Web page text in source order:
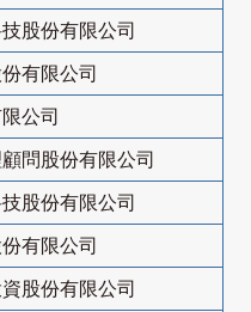
股份有限公司
有限公司
公司
問股份有限公司
股份有限公司
有限公司
股份有限公司